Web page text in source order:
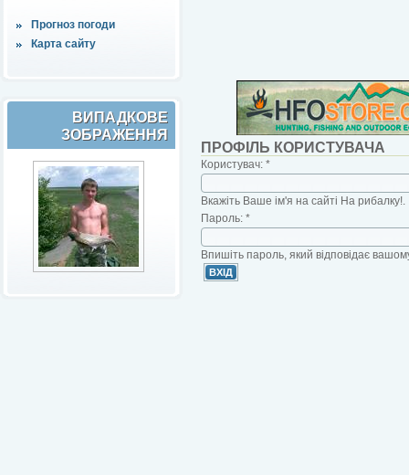
Прогноз погоди
Карта сайту
ВИПАДКОВЕ
ЗОБРАЖЕННЯ
ПРОФІЛЬ КОРИСТУВАЧА
Користувач: *
Вкажіть Ваше ім'я на сайті На рибалку!.
Пароль: *
Впишіть пароль, який відповідає